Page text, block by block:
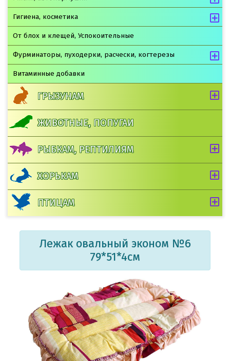
Гигиена, косметика
От блох и клещей, Успокоительные
Фурминаторы, пуходерки, расчески, когтерезы
Витаминные добавки
ГРЫЗУНАМ
ЖИВОТНЫЕ, ПОПУГАИ
РЫБКАМ, РЕПТИЛИЯМ
ХОРЬКАМ
ПТИЦАМ
Лежак овальный эконом №6
79*51*4см